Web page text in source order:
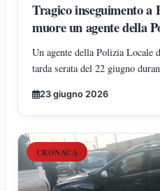
Tragico inseguimento a
muore un agente della
Un agente della Polizia Locale
tarda serata del 22 giugno
dell’aeroporto di Linate.
accertamento.
23 giugno 2026
CRONACA